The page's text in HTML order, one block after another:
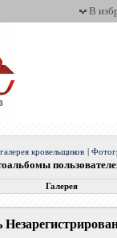
В
кровельщиков |
Галерея